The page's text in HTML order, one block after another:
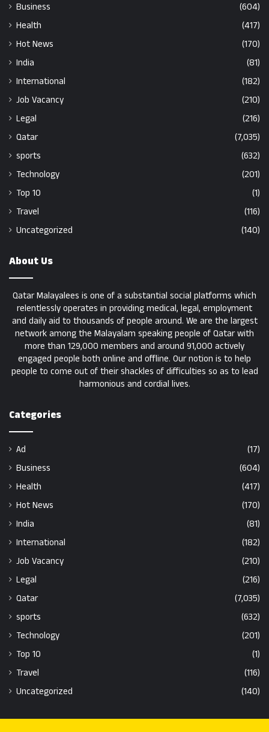
Business
(604)
Health
(417)
Hot News
(170)
India
(81)
International
(182)
Job Vacancy
(210)
Legal
(216)
Qatar
(7,035)
sports
(632)
Technology
(201)
Top 10
(1)
Travel
(116)
Uncategorized
(140)
About Us
Qatar Malayalees is one of a substantial social platforms which
relentlessly operates in providing medical, legal, employment
and daily aid to thousands of people around. We are the largest
network among the Malayalam speaking people of Qatar with
more than 129,000 members and around 91,000 actively
engaged people both online and offline. Our notion is to help
people to come out of their shackles of difficulties so as to lead
harmonious and cordial lives.
Categories
Ad
(17)
Business
(604)
Health
(417)
Hot News
(170)
India
(81)
International
(182)
Job Vacancy
(210)
Legal
(216)
Qatar
(7,035)
sports
(632)
Technology
(201)
Top 10
(1)
Travel
(116)
Uncategorized
(140)